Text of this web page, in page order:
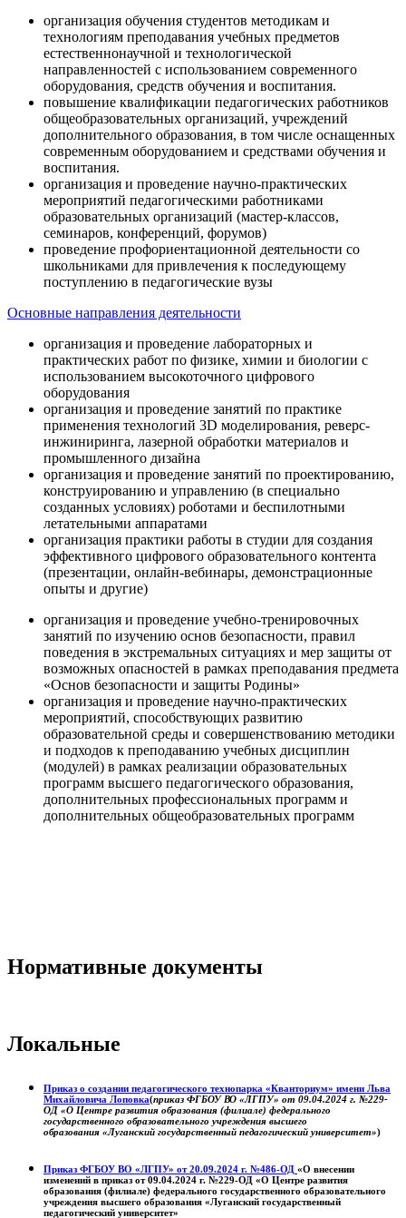
организация обучения студентов методикам и
технологиям преподавания учебных предметов
естественнонаучной и технологической
направленностей с использованием современного
оборудования, средств обучения и воспитания.
повышение квалификации педагогических работников
общеобразовательных организаций, учреждений
дополнительного образования, в том числе оснащенных
современным оборудованием и средствами обучения и
воспитания.
организация и проведение научно-практических
мероприятий педагогическими работниками
образовательных организаций (мастер-классов,
семинаров, конференций, форумов)
проведение профориентационной деятельности со
школьниками для привлечения к последующему
поступлению в педагогические вузы
Основные направления деятельности
организация и проведение лабораторных и
практических работ по физике, химии и биологии с
использованием высокоточного цифрового
оборудования
организация и проведение занятий по практике
применения технологий 3D моделирования, реверс-
инжиниринга, лазерной обработки материалов и
промышленного дизайна
организация и проведение занятий по проектированию,
конструированию и управлению (в специально
созданных условиях) роботами и беспилотными
летательными аппаратами
организация практики работы в студии для создания
эффективного цифрового образовательного контента
(презентации, онлайн-вебинары, демонстрационные
опыты и другие)
организация и проведение учебно-тренировочных
занятий по изучению основ безопасности, правил
поведения в экстремальных ситуациях и мер защиты от
возможных опасностей в рамках преподавания предмета
«Основ безопасности и защиты Родины»
организация и проведение научно-практических
мероприятий, способствующих развитию
образовательной среды и совершенствованию методики
и подходов к преподаванию учебных дисциплин
(модулей) в рамках реализации образовательных
программ высшего педагогического образования,
дополнительных профессиональных программ и
дополнительных общеобразовательных программ
Нормативные документы
Локальные
Приказ о создании педагогического технопарка «Кванториум» имени Льва
Михайловича Лоповка(приказ ФГБОУ ВО «ЛГПУ» от 09.04.2024 г. №229-
ОД «О Центре развития образования (филиале) федерального
государственного образовательного учреждения высшего
образования «Луганский государственный педагогический университет»)
Приказ ФГБОУ ВО «ЛГПУ» от 20.09.2024 г. №486-ОД «О внесении
изменений в приказ от 09.04.2024 г. №229-ОД «О Центре развития
образования (филиале) федерального государственного образовательного
учреждения высшего образования «Луганский государственный
педагогический университет»